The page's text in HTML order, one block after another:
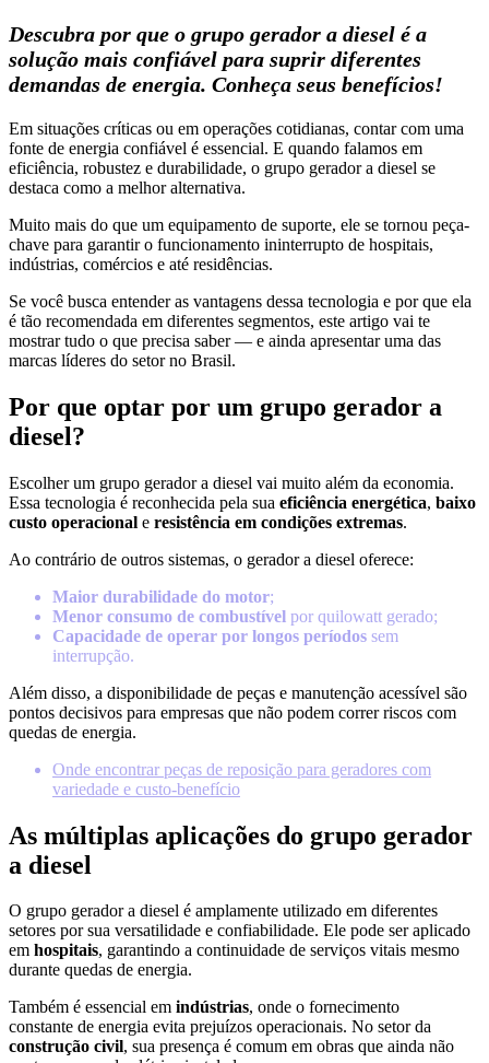
Descubra por que o grupo gerador a diesel é a
solução mais confiável para suprir diferentes
demandas de energia. Conheça seus benefícios!
Em situações críticas ou em operações cotidianas, contar com uma
fonte de energia confiável é essencial. E quando falamos em
eficiência, robustez e durabilidade, o grupo gerador a diesel se
destaca como a melhor alternativa.
Muito mais do que um equipamento de suporte, ele se tornou peça-
chave para garantir o funcionamento ininterrupto de hospitais,
indústrias, comércios e até residências.
Se você busca entender as vantagens dessa tecnologia e por que ela
é tão recomendada em diferentes segmentos, este artigo vai te
mostrar tudo o que precisa saber — e ainda apresentar uma das
marcas líderes do setor no Brasil.
Por que optar por um grupo gerador a
diesel?
Escolher um grupo gerador a diesel vai muito além da economia.
Essa tecnologia é reconhecida pela sua eficiência energética, baixo
custo operacional e resistência em condições extremas.
Ao contrário de outros sistemas, o gerador a diesel oferece:
Maior durabilidade do motor;
Menor consumo de combustível por quilowatt gerado;
Capacidade de operar por longos períodos sem
interrupção.
Além disso, a disponibilidade de peças e manutenção acessível são
pontos decisivos para empresas que não podem correr riscos com
quedas de energia.
Onde encontrar peças de reposição para geradores com
variedade e custo-benefício
As múltiplas aplicações do grupo gerador
a diesel
O grupo gerador a diesel é amplamente utilizado em diferentes
setores por sua versatilidade e confiabilidade. Ele pode ser aplicado
em hospitais, garantindo a continuidade de serviços vitais mesmo
durante quedas de energia.
Também é essencial em indústrias, onde o fornecimento
constante de energia evita prejuízos operacionais. No setor da
construção civil, sua presença é comum em obras que ainda não